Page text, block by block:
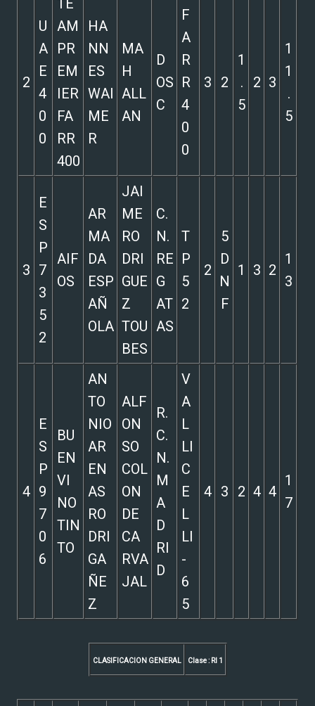
2
U
A
E
4
0
0
TE
AM
PR
EM
IER
FA
RR
400
HA
NN
ES
WAI
ME
R
MA
H
ALL
AN
D
OS
C
F
A
R
R
4
0
0
3 2
1
.
5
2 3
1
1
.
5
3
E
S
P
7
3
5
2
AIF
OS
AR
MA
DA
ESP
AÑ
OLA
JAI
ME
RO
DRI
GUE
Z
TOU
BES
C.
N.
RE
G
AT
AS
T
P
5
2
2
5
D
N
F
1 3 2
1
3
4
E
S
P
9
7
0
6
BU
EN
VI
NO
TIN
TO
AN
TO
NIO
AR
EN
AS
RO
DRI
GA
ÑE
Z
ALF
ON
SO
COL
ON
DE
CA
RVA
JAL
R.
C.
N.
M
A
D
RI
D
V
A
L
LI
C
E
L
LI
-
6
5
4 3 2 4 4
1
7
CLASIFICACION GENERAL Clase : RI 1